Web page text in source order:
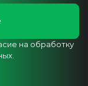
на обработку